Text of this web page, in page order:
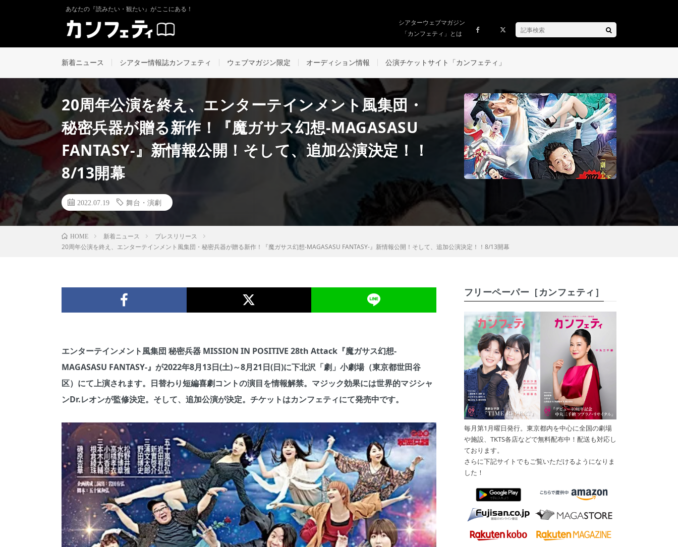
あなたの『読みたい・観たい』がここにある！
シアターウェブマガジン
「カンフェティ」とは
新着ニュース シアター情報誌カンフェティ ウェブマガジン限定 オーディション情報 公演チケットサイト「カンフェティ」
20周年公演を終え、エンターテインメント風集団・
秘密兵器が贈る新作！『魔ガサス幻想-MAGASASU
FANTASY-』新情報公開！そして、追加公演決定！！
8/13開幕
2022.07.19 舞台・演劇
HOME 新着ニュース
プレスリリース
20周年公演を終え、エンターテインメント風集団・秘密兵器が贈る新作！『魔ガサス幻想-MAGASASU FANTASY-』新情報公開！そして、追加公演決定！！8/13開幕
エンターテインメント風集団 秘密兵器 MISSION IN POSITIVE 28th Attack『魔ガサス幻想-
MAGASASU FANTASY-』が2022年8月13日(土)～8月21日(日)に下北沢「劇」小劇場（東京都世田谷
区）にて上演されます。日替わり短編喜劇コントの演目を情報解禁。マジック効果には世界的マジシャ
ンDr.レオンが監修決定。そして、追加公演が決定。チケットはカンフェティにて発売中です。
フリーペーパー［カンフェティ］
毎月第1月曜日発行。東京都内を中心に全国の劇場
や施設、TKTS各店などで無料配布中！配送も対応し
ております。
さらに下記サイトでもご覧いただけるようになりま
した！